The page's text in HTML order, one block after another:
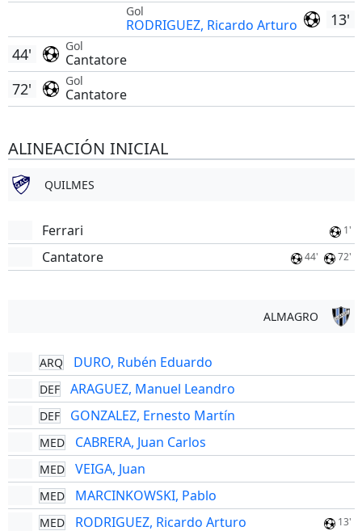
13'
Gol
RODRIGUEZ, Ricardo Arturo
Gol
Cantatore
44'
Gol
Cantatore
72'
ALINEACIÓN INICIAL
QUILMES
Ferrari 1'
Cantatore 44' 72'
ALMAGRO
ARQ DURO, Rubén Eduardo
DEF ARAGUEZ, Manuel Leandro
DEF GONZALEZ, Ernesto Martín
MED CABRERA, Juan Carlos
MED VEIGA, Juan
MED MARCINKOWSKI, Pablo
MED RODRIGUEZ, Ricardo Arturo 13'